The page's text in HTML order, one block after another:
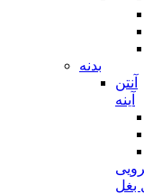
بدنه
آنتن
آینه
بغل